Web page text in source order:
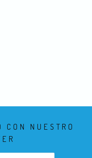
CON NUESTRO